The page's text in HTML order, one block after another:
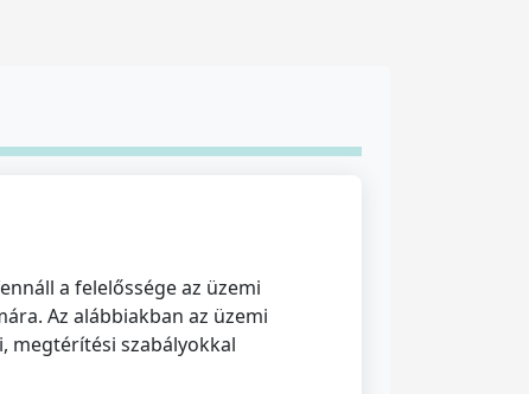
a felelőssége az üzemi
Az alábbiakban az üzemi
megtérítési szabályokkal